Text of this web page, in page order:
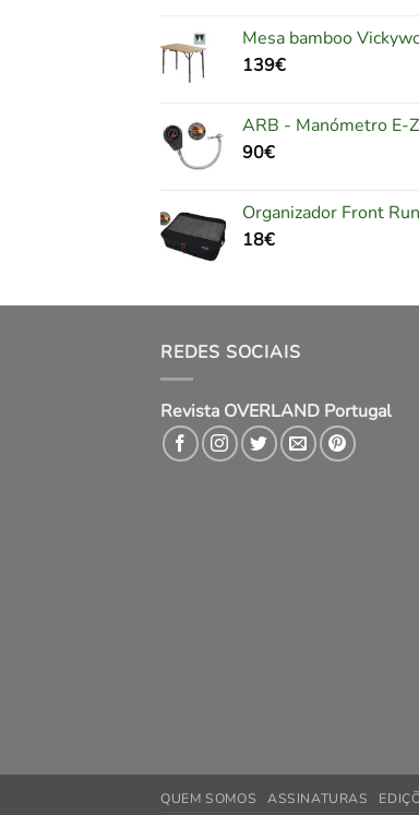
Mesa bamboo
139€
ARB - Manómetro E-
90€
Organizador Front
18€
REDES SOCIAIS
Revista OVERLAND Portugal
QUEM SOMOS ASSINATURAS